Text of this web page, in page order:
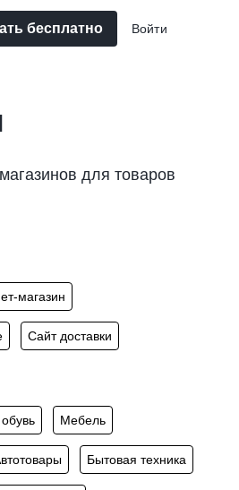
бесплатно Войти
для товаров
магазин
Сайт доставки
Мебель
Бытовая техника